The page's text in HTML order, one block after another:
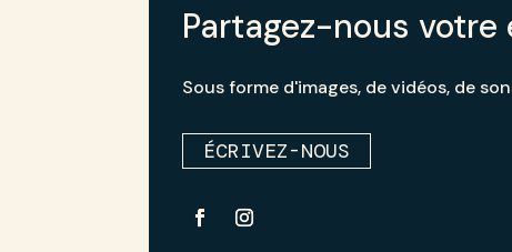
Partagez-nous votre
Sous forme d'images, de vidéos, de
ÉCRIVEZ-NOUS